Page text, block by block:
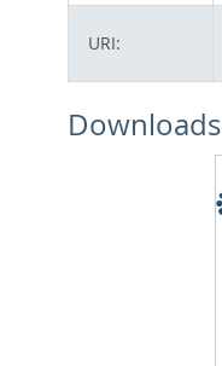
URI:
Downloads